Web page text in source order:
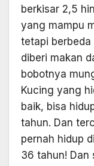
berkisar 2,5
yang mampu
tetapi
diberi makan
bobotnya
Kucing yang
baik, bisa
tahun. Dan
pernah hidup
36 tahun! Dan